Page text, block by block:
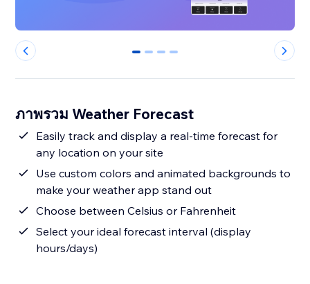
0 1 2 3
ภาพรวม Weather Forecast
Easily track and display a real-time forecast for
any location on your site
Use custom colors and animated backgrounds to
make your weather app stand out
Choose between Celsius or Fahrenheit
Select your ideal forecast interval (display
hours/days)